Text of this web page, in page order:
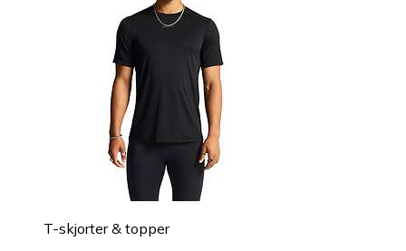
T-skjorter & topper